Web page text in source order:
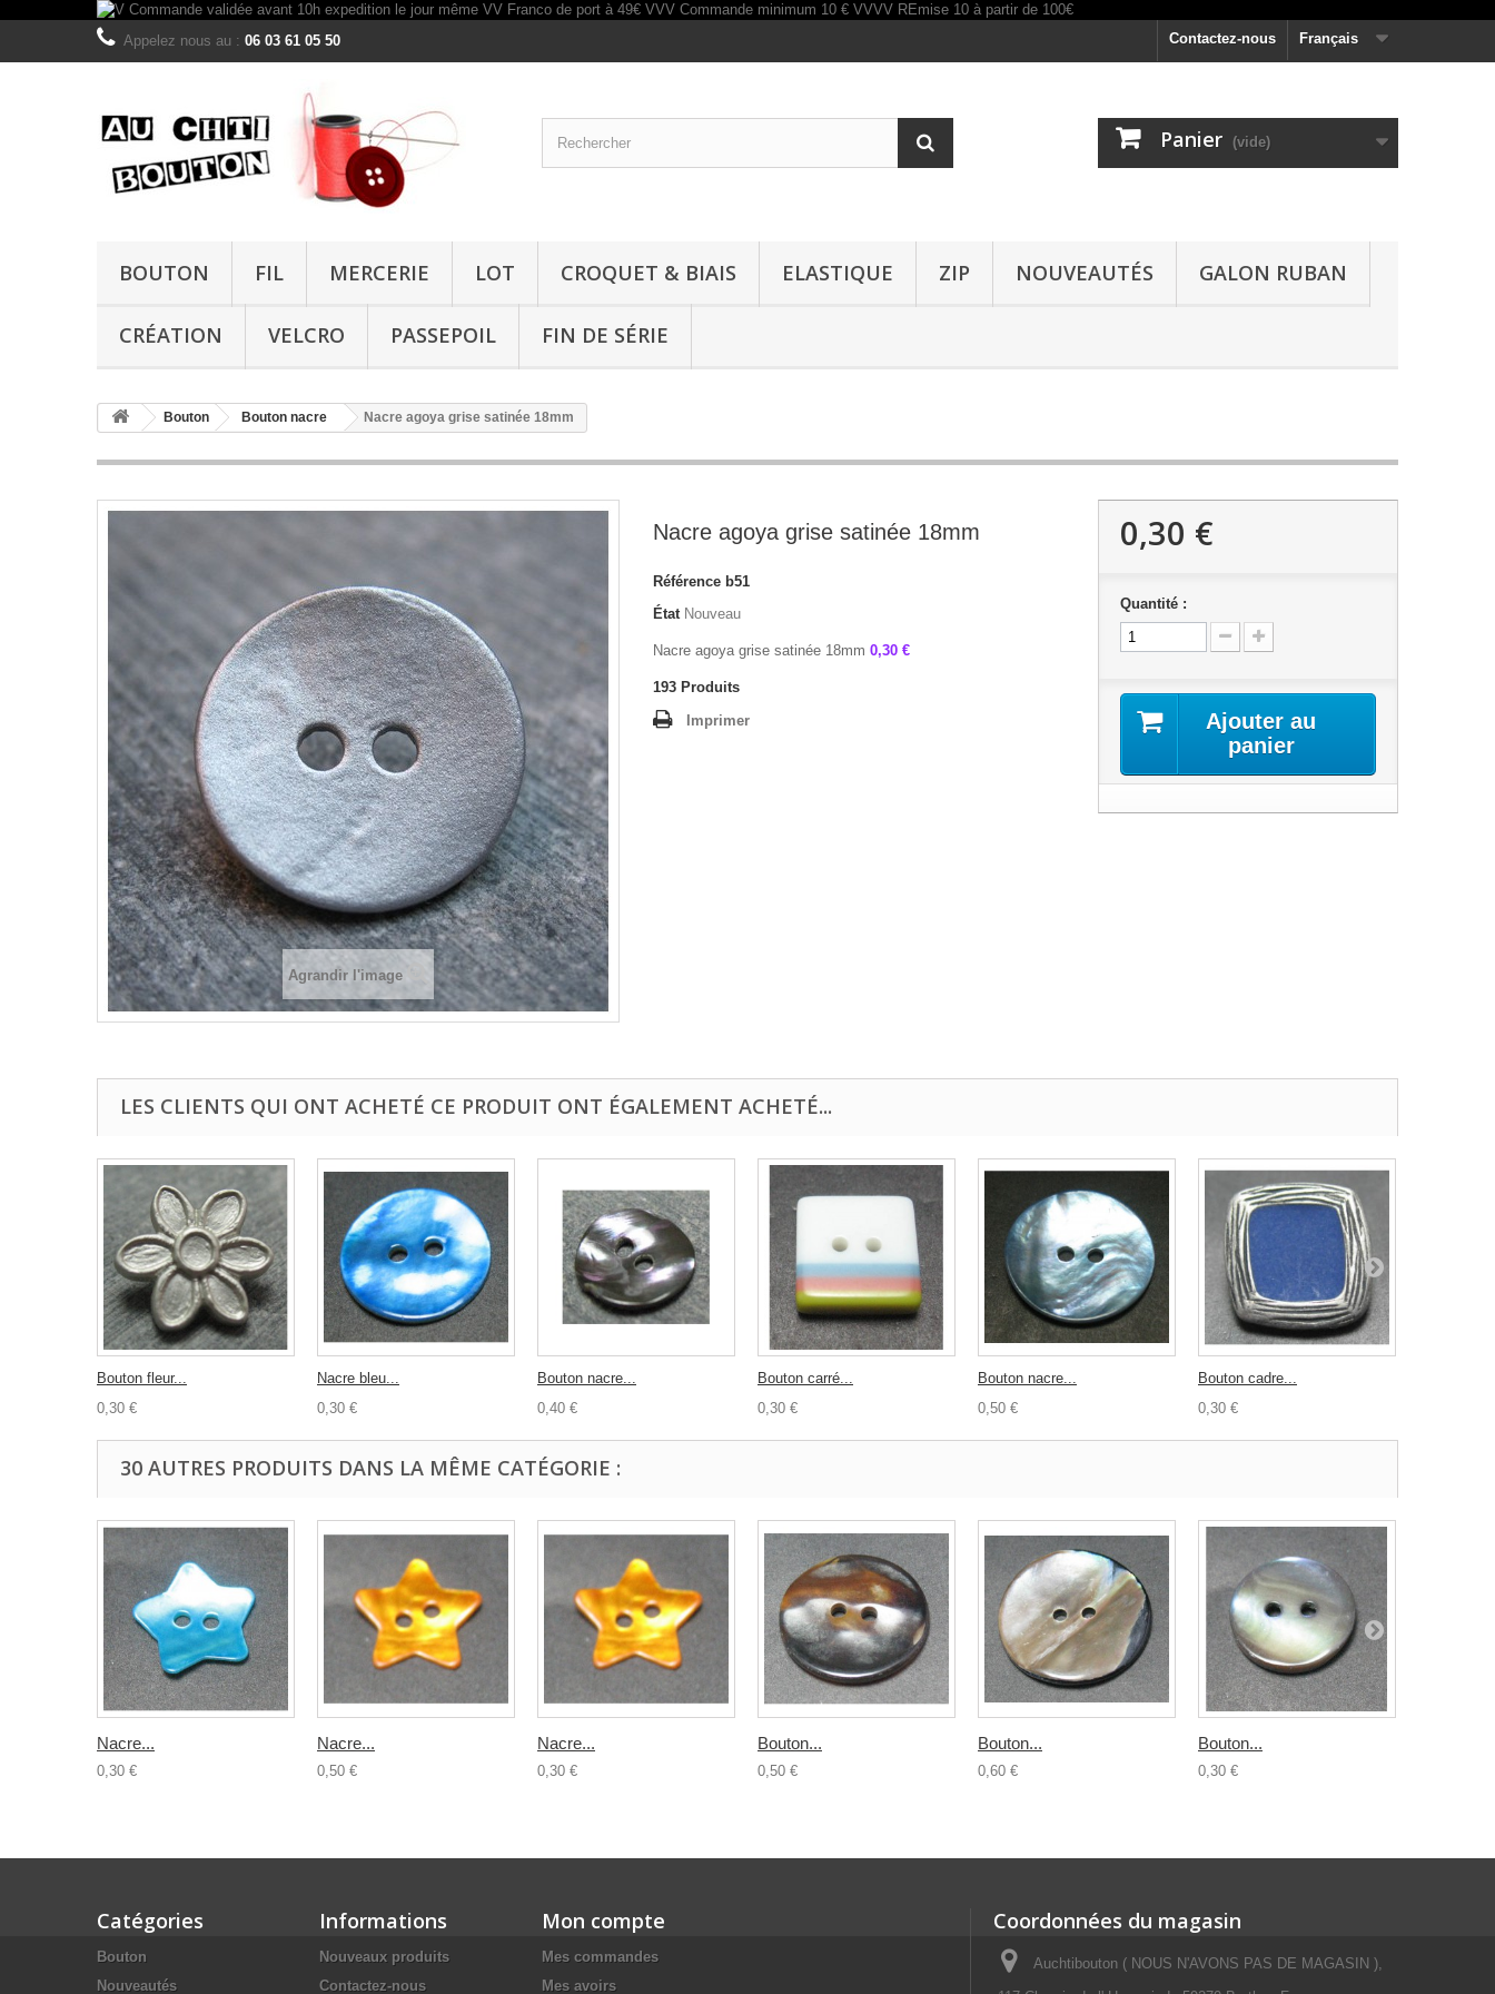
Français
Contactez-nous
Appelez nous au : 06 03 61 05 50
Panier (vide)
BOUTON FIL MERCERIE LOT CROQUET & BIAIS ELASTIQUE ZIP NOUVEAUTÉS GALON RUBAN
CRÉATION VELCRO PASSEPOIL FIN DE SÉRIE
Bouton Bouton nacre Nacre agoya grise satinée 18mm
Agrandir l'image
Nacre agoya grise satinée 18mm
Référence b51
État Nouveau
Nacre agoya grise satinée 18mm 0,30 €
193 Produits
Imprimer
0,30 €
Quantité :
Ajouter au
panier
LES CLIENTS QUI ONT ACHETÉ CE PRODUIT ONT ÉGALEMENT ACHETÉ...
Bouton fleur...
0,30 €
Nacre bleu...
0,30 €
Bouton nacre...
0,40 €
Bouton carré...
0,30 €
Bouton nacre...
0,50 €
Bouton cadre...
0,30 €
30 AUTRES PRODUITS DANS LA MÊME CATÉGORIE :
Nacre...
0,30 €
Nacre...
0,50 €
Nacre...
0,30 €
Bouton...
0,50 €
Bouton...
0,60 €
Bouton...
0,30 €
Catégories
Bouton
Nouveautés
Informations
Nouveaux produits
Contactez-nous
Mon compte
Mes commandes
Mes avoirs
Coordonnées du magasin
Auchtibouton ( NOUS N'AVONS PAS DE MAGASIN ),